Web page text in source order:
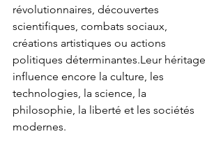
révolutionnaires, découvertes
scientifiques, combats sociaux,
créations artistiques ou actions
politiques déterminantes.Leur héritage
influence encore la culture, les
technologies, la science, la
philosophie, la liberté et les sociétés
modernes.